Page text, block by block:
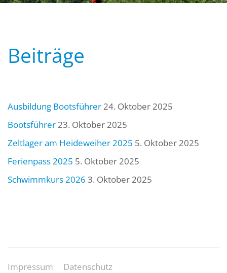
Beiträge
Ausbildung Bootsführer24. Oktober 2025
Bootsführer23. Oktober 2025
Zeltlager am Heideweiher 2025 5. Oktober 2025
Ferienpass 2025 5. Oktober 2025
Schwimmkurs 2026 3. Oktober 2025
Impressum Datenschutz